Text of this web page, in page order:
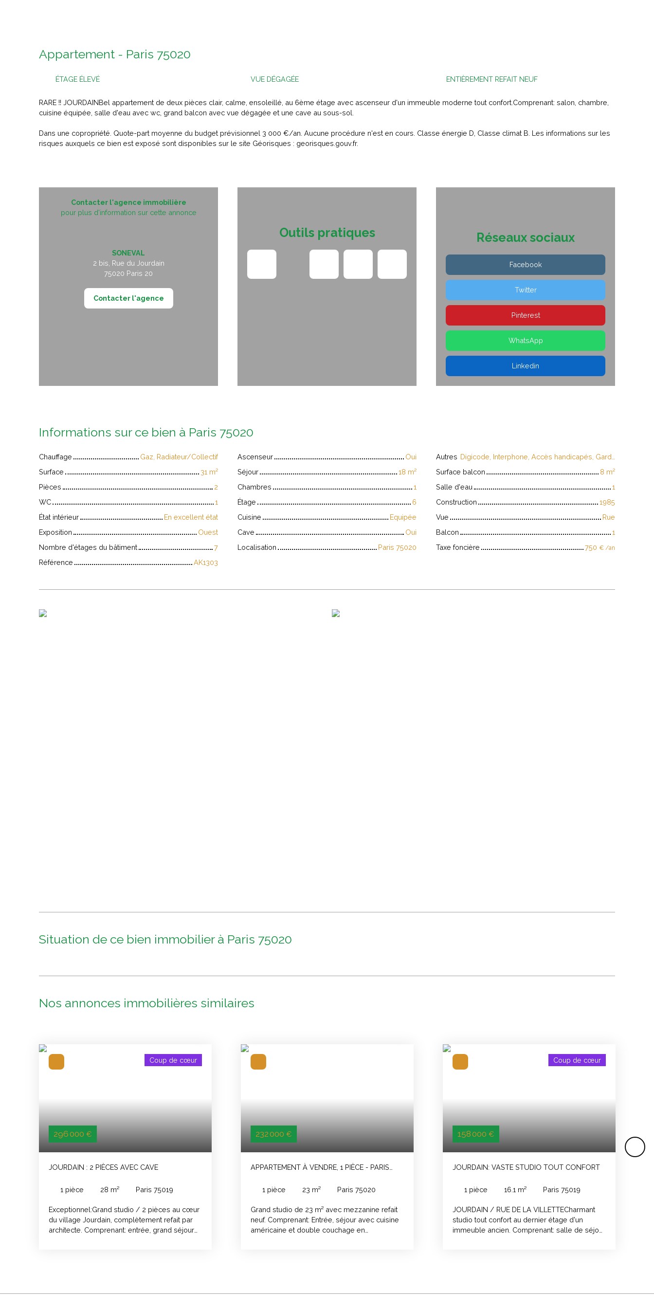
Appartement - Paris 75020
ÉTAGE ÉLEVÉ VUE DÉGAGÉE ENTIÈREMENT REFAIT NEUF
RARE !! JOURDAINBel appartement de deux pièces clair, calme, ensoleillé, au 6ème étage avec ascenseur d'un immeuble moderne tout confort.Comprenant: salon, chambre,
cuisine équipée, salle d'eau avec wc, grand balcon avec vue dégagée et une cave au sous-sol.
Dans une copropriété. Quote-part moyenne du budget prévisionnel 3 000 €/an. Aucune procédure n'est en cours. Classe énergie D, Classe climat B. Les informations sur les
risques auxquels ce bien est exposé sont disponibles sur le site Géorisques : georisques.gouv.fr.
Contacter l'agence immobilière
pour plus d'information sur cette annonce
SONEVAL
2 bis, Rue du Jourdain
75020 Paris 20
Contacter l'agence
Outils pratiques Réseaux sociaux
Facebook
Twitter
Pinterest
WhatsApp
Linkedin
Informations sur ce bien à Paris 75020
Chauffage Gaz, Radiateur/Collectif Ascenseur Oui Autres
Surface
31 m² Séjour 18 m² Surface balcon 8 m²
Pièces
2 Chambres 1 Salle d'eau
1
WC
1 Étage 6 Construction
1985
État intérieur
En excellent état Cuisine Equipée Vue
Rue
Exposition
Ouest Cave Oui Balcon
1
Nombre d'étages du bâtiment
7 Localisation Paris 75020 Taxe foncière 750 € /an
Référence AK1303
Situation de ce bien immobilier à Paris 75020
Nos annonces immobilières similaires
296 000 €
Coup de cœur
JOURDAIN : 2 PIÈCES AVEC CAVE
1 pièce 28 m² Paris 75019
Exceptionnel:Grand studio / 2 pièces au cœur
du village Jourdain, complètement refait par
architecte. Comprenant: entrée, grand séjour
232 000 €
APPARTEMENT À VENDRE, 1 PIÈCE - PARIS
1 pièce 23 m² Paris 75020
Grand studio de 23 m² avec mezzanine refait
neuf. Comprenant: Entrée, séjour avec cuisine
américaine et double couchage en
158 000 €
Coup de cœur
JOURDAIN: VASTE STUDIO TOUT CONFORT
1 pièce 16.1 m² Paris 75019
JOURDAIN / RUE DE LA VILLETTECharmant
studio tout confort au dernier étage d'un
immeuble ancien. Comprenant: salle de séjour